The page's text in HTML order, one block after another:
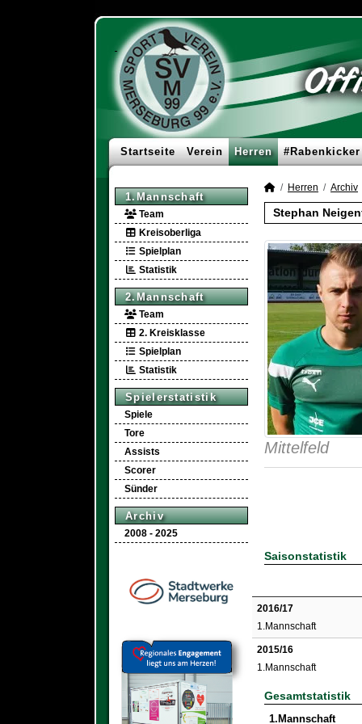
Startseite Verein Herren #Rabenkicker
1.Mannschaft
Team
Kreisoberliga
Spielplan
Statistik
2.Mannschaft
Team
2. Kreisklasse
Spielplan
Statistik
Spielerstatistik
Spiele
Tore
Assists
Scorer
Sünder
Archiv
2008 - 2025
Herren Archiv
Stephan
Mittelfeld
Saisonstatistik
2016/17
1.Mannschaft
2015/16
1.Mannschaft
Gesamtstatistik
1.Mannschaft